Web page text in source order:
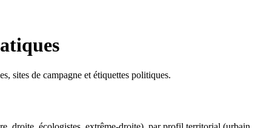
sites de campagne et étiquettes politiques.